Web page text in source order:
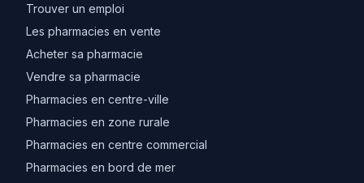
Trouver un emploi
Les pharmacies en vente
Acheter sa pharmacie
Vendre sa pharmacie
Pharmacies en centre-ville
Pharmacies en zone rurale
Pharmacies en centre commercial
Pharmacies en bord de mer